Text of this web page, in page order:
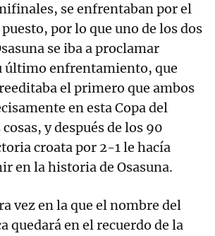
se enfrentaban por el
por lo que uno de los dos
se iba a proclamar
último enfrentamiento, que
el primero que ambos
en esta Copa del
y después de los 90
croata por 2-1 le hacía
en la historia de Osasuna.
vez en la que el nombre del
quedará en el recuerdo de la